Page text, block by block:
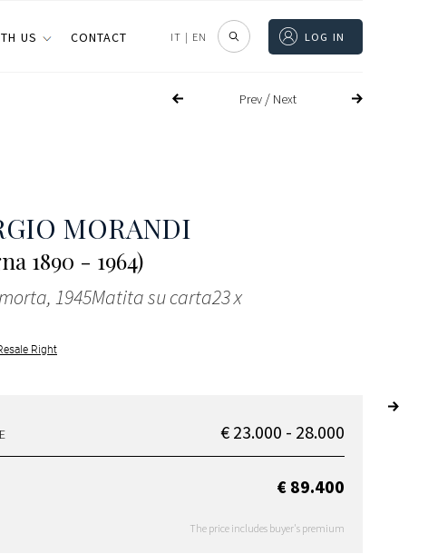
US CONTACT IT | EN LOG IN
Prev/ Next
MORANDI
1890 - 1964)
1945Matita su carta23 x
Right
€ 23.000 - 28.000
€ 89.400
The price includes buyer's premium